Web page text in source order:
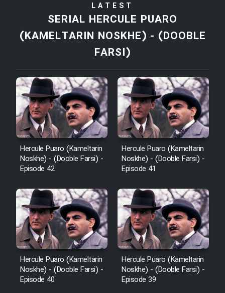
Film Tora Dust Daram
Film Zir Derakht Holu
Film Avar
Film Behtarin Tabestan Man
Film Mard Aftabi
Film Salam be Entezar
Film Tejarat
Film Entehaye Ghodrat
LATEST
SERIAL HERCULE PUARO
(KAMELTARIN NOSKHE) - (DOOBLE
FARSI)
Hercule Puaro (Kameltarin
Noskhe) - (Dooble Farsi) -
Episode 42
Hercule Puaro (Kameltarin
Noskhe) - (Dooble Farsi) -
Episode 41
Hercule Puaro (Kameltarin
Noskhe) - (Dooble Farsi) -
Episode 40
Hercule Puaro (Kameltarin
Noskhe) - (Dooble Farsi) -
Episode 39